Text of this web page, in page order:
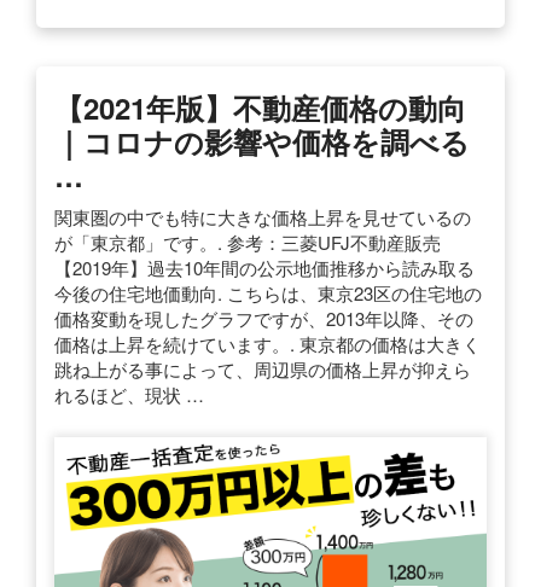
【2021年版】不動産価格の動向
｜コロナの影響や価格を調べる
…
関東圏の中でも特に大きな価格上昇を見せているの
が「東京都」です。. 参考：三菱UFJ不動産販売
【2019年】過去10年間の公示地価推移から読み取る
今後の住宅地価動向. こちらは、東京23区の住宅地の
価格変動を現したグラフですが、2013年以降、その
価格は上昇を続けています。. 東京都の価格は大きく
跳ね上がる事によって、周辺県の価格上昇が抑えら
れるほど、現状 …